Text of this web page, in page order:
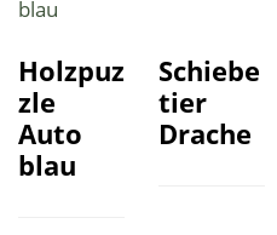
Holzpuz
zle
Auto
blau
Schiebe
tier
Drache